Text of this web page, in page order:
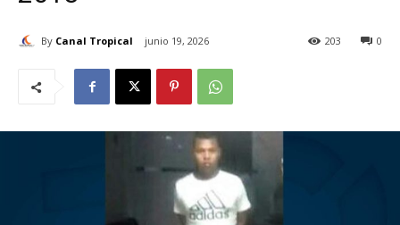
By Canal Tropical junio 19, 2026 0
203